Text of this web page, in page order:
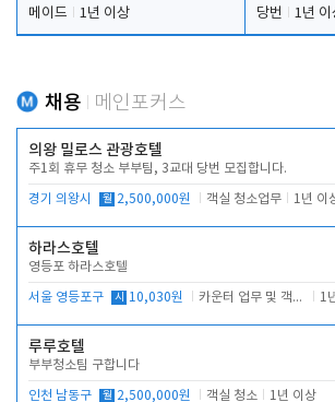
메이드
1년 이상
당번
1년 이
채용 메인포커스
의왕 밀로스 관광호텔
주1회 휴무 청소 부부팀, 3교대 당번 모집합니다.
경기 의왕시 월 2,500,000원 객실 청소업무 1년 이
하라스호텔
영등포 하라스호텔
서울 영등포구 시 10,030원 카운터 업무 및 객실관리(청소상태 확인, 객실판매) 1
루루호텔
부부청소팀 구합니다
인천 남동구 월 2,500,000원 객실 청소 1년 이상